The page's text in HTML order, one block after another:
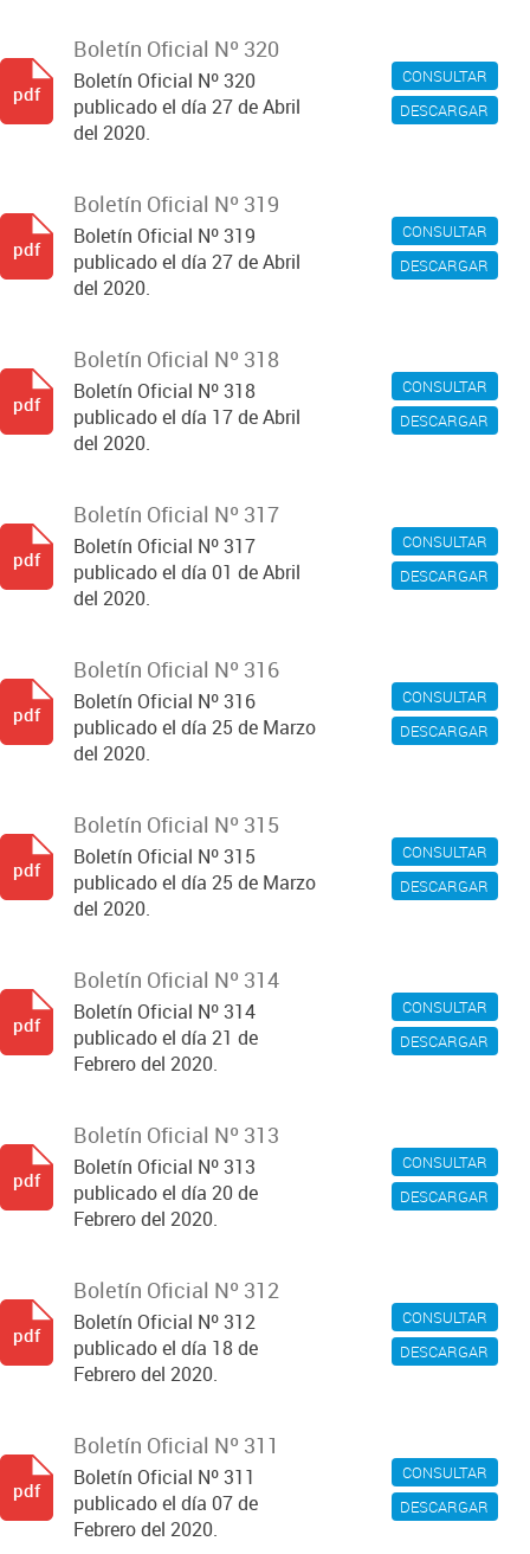
CONSULTAR
DESCARGAR
Boletín Oficial Nº 320
Boletín Oficial Nº 320
publicado el día 27 de Abril
del 2020.
pdf
CONSULTAR
DESCARGAR
Boletín Oficial Nº 319
Boletín Oficial Nº 319
publicado el día 27 de Abril
del 2020.
pdf
CONSULTAR
DESCARGAR
Boletín Oficial Nº 318
Boletín Oficial Nº 318
publicado el día 17 de Abril
del 2020.
pdf
CONSULTAR
DESCARGAR
Boletín Oficial Nº 317
Boletín Oficial Nº 317
publicado el día 01 de Abril
del 2020.
pdf
CONSULTAR
DESCARGAR
Boletín Oficial Nº 316
Boletín Oficial Nº 316
publicado el día 25 de Marzo
del 2020.
pdf
CONSULTAR
DESCARGAR
Boletín Oficial Nº 315
Boletín Oficial Nº 315
publicado el día 25 de Marzo
del 2020.
pdf
CONSULTAR
DESCARGAR
Boletín Oficial Nº 314
Boletín Oficial Nº 314
publicado el día 21 de
Febrero del 2020.
pdf
CONSULTAR
DESCARGAR
Boletín Oficial Nº 313
Boletín Oficial Nº 313
publicado el día 20 de
Febrero del 2020.
pdf
CONSULTAR
DESCARGAR
Boletín Oficial Nº 312
Boletín Oficial Nº 312
publicado el día 18 de
Febrero del 2020.
pdf
CONSULTAR
DESCARGAR
Boletín Oficial Nº 311
Boletín Oficial Nº 311
publicado el día 07 de
Febrero del 2020.
pdf